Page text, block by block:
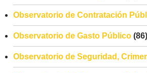
Observatorio de Contratación
Observatorio de Gasto Público (86)
Observatorio de Seguridad,